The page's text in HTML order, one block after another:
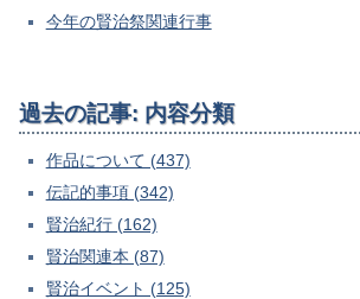
今年の賢治祭関連行事
過去の記事: 内容分類
作品について (437)
伝記的事項 (342)
賢治紀行 (162)
賢治関連本 (87)
賢治イベント (125)